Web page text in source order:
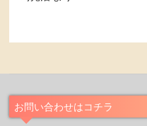
お問い合わせはコチラ